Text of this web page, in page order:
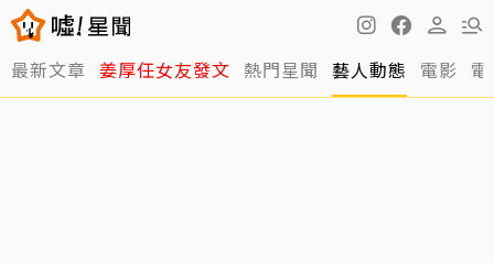
最新文章 姜厚任女友發文 熱門星聞 藝人動態 電影